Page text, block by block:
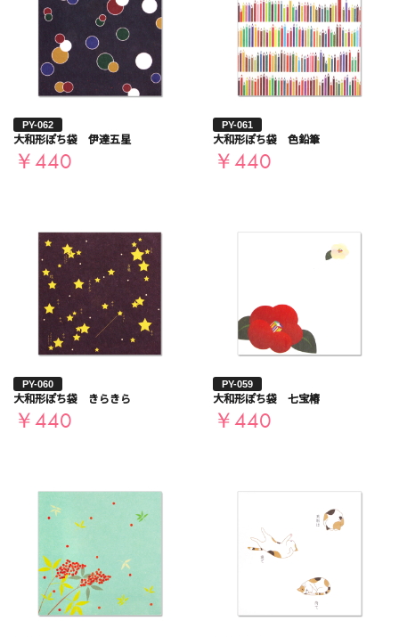
PY-062
大和形ぽち袋 伊達五星
￥440
PY-061
大和形ぽち袋 色鉛筆
￥440
PY-060
大和形ぽち袋 きらきら
￥440
PY-059
大和形ぽち袋 七宝椿
￥440